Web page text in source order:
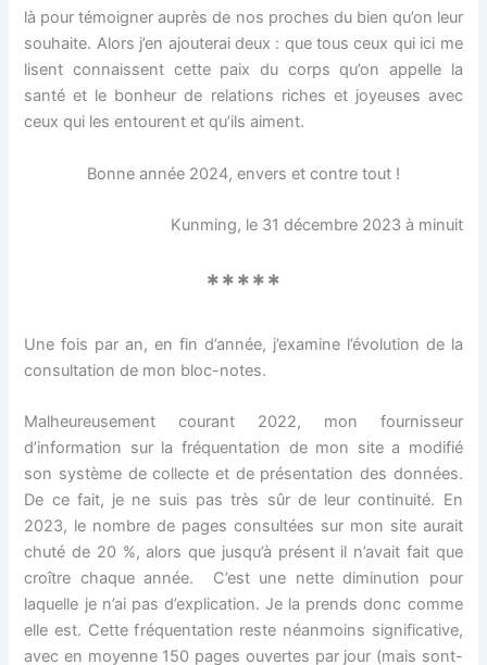
là pour témoigner auprès de nos proches du bien qu’on leur
souhaite. Alors j’en ajouterai deux : que tous ceux qui ici me
lisent connaissent cette paix du corps qu’on appelle la
santé et le bonheur de relations riches et joyeuses avec
ceux qui les entourent et qu’ils aiment.
Bonne année 2024, envers et contre tout !
Kunming, le 31 décembre 2023 à minuit
*****
Une fois par an, en fin d’année, j’examine l’évolution de la
consultation de mon bloc-notes.
Malheureusement courant 2022, mon fournisseur
d’information sur la fréquentation de mon site a modifié
son système de collecte et de présentation des données.
De ce fait, je ne suis pas très sûr de leur continuité. En
2023, le nombre de pages consultées sur mon site aurait
chuté de 20 %, alors que jusqu’à présent il n’avait fait que
croître chaque année. C’est une nette diminution pour
laquelle je n’ai pas d’explication. Je la prends donc comme
elle est. Cette fréquentation reste néanmoins significative,
avec en moyenne 150 pages ouvertes par jour (mais sont-